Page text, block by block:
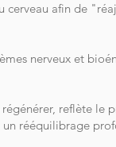
afin de
nerveux et
reflète le
rééquilibrage